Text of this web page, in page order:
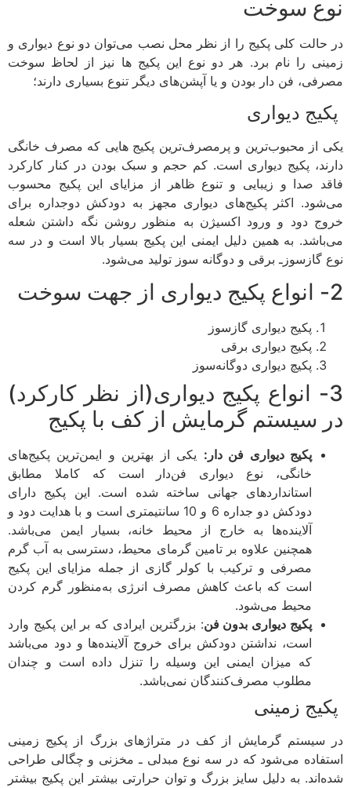
نوع سوخت
در حالت کلی پکیج را از نظر محل نصب می‌توان دو نوع دیواری و
زمینی را نام برد. هر دو نوع این پکیج ها نیز از لحاظ سوخت
مصرفی، فن دار بودن و یا آپشن‌های دیگر تنوع بسیاری دارند؛
پکیج دیواری
یکی از محبوب‌ترین و پرمصرف‌ترین پکیج هایی که مصرف خانگی
دارند، پکیج دیواری است. کم حجم و سبک بودن در کنار کارکرد
فاقد صدا و زیبایی و تنوع ظاهر از مزایای این پکیج محسوب
می‌شود. اکثر پکیج‌های دیواری مجهز به دودکش دوجداره برای
خروج دود و ورود اکسیژن به منظور روشن نگه داشتن شعله
می‌باشد. به همین دلیل ایمنی این پکیج بسیار بالا است و در سه
نوع گازسوزـ برقی و دوگانه سوز تولید می‌شود.
2- انواع پکیج دیواری از جهت سوخت
پکیج دیواری گازسوز
پکیج دیواری برقی
پکیچ دیواری دوگانه‌سوز
3- انواع پکیج دیواری(از نظر کارکرد)
در سیستم گرمایش از کف با پکیج
پکیج دیواری فن دار: یکی از بهترین و ایمن‌ترین پکیج‌های
خانگی، نوع دیواری فن‌دار است که کاملا مطابق
استانداردهای جهانی ساخته شده است. این پکیج دارای
دودکش دو جداره 6 و 10 سانتیمتری است و با هدایت دود و
آلاینده‌ها به خارج از محیط خانه، بسیار ایمن می‌باشد.
همچنین علاوه بر تامین گرمای محیط، دسترسی به آب گرم
مصرفی و ترکیب با کولر گازی از جمله مزایای این پکیج
است که باعث کاهش مصرف انرژی به‌منظور گرم کردن
محیط می‌شود.
پکیج دیواری بدون فن: بزرگترین ایرادی که بر این پکیج وارد
است، نداشتن دودکش برای خروج آلاینده‌ها و دود می‌باشد
که میزان ایمنی این وسیله را تنزل داده است و چندان
مطلوب مصرف‌کنندگان نمی‌باشد.
پکیج زمینی
در سیستم گرمایش از کف در متراژهای بزرگ از پکیج زمینی
استفاده می‌شود که در سه نوع مبدلی ـ مخزنی و چگالی طراحی
شده‌اند. به دلیل سایز بزرگ و توان حرارتی بیشتر این پکیج بیشتر